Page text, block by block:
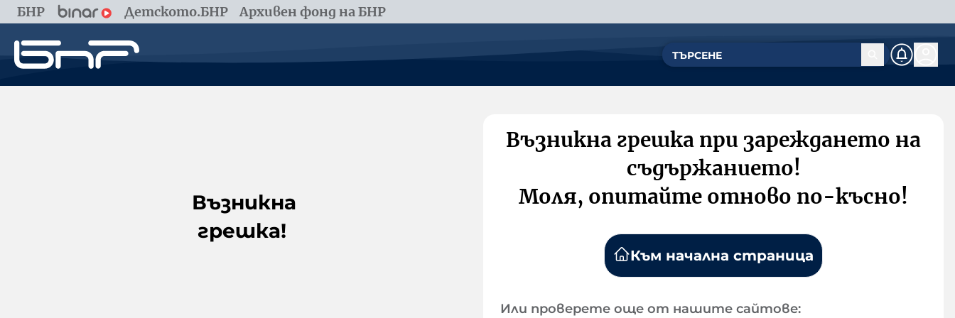
БНР Детското.БНР Архивен фонд на БНР
Възникна
грешка!
Възникна грешка при зареждането на
съдържанието!
Моля, опитайте отново по-късно!
Към начална страница
Или проверете още от нашите сайтове: